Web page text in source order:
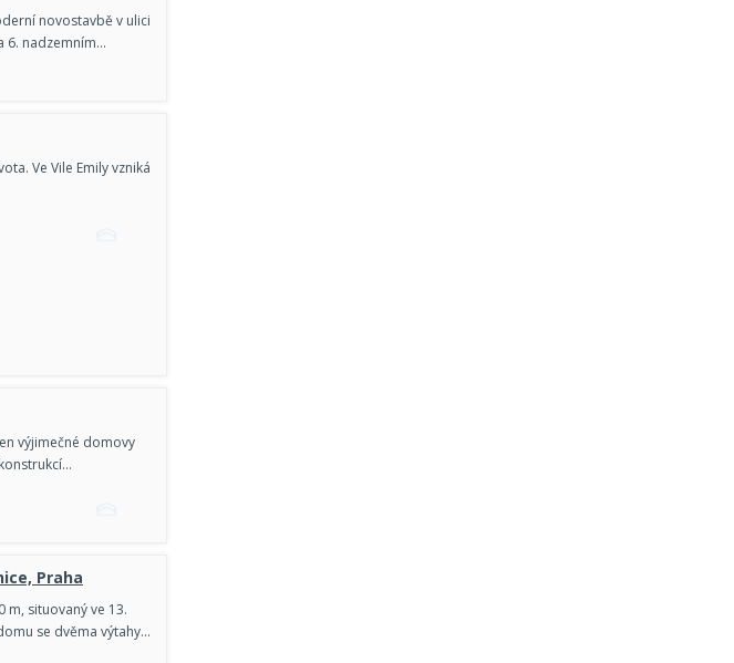
novostavbě v ulici
6. nadzemním…
Ve Vile Emily vzniká
výjimečné domovy
Praha
m, situovaný ve 13.
se dvěma výtahy…